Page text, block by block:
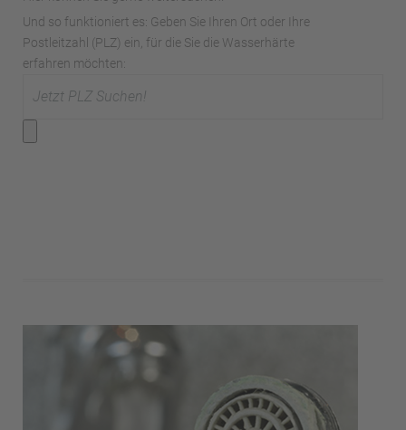
Und so funktioniert es: Geben Sie Ihren Ort oder Ihre
Postleitzahl (PLZ) ein, für die Sie die Wasserhärte
erfahren möchten: